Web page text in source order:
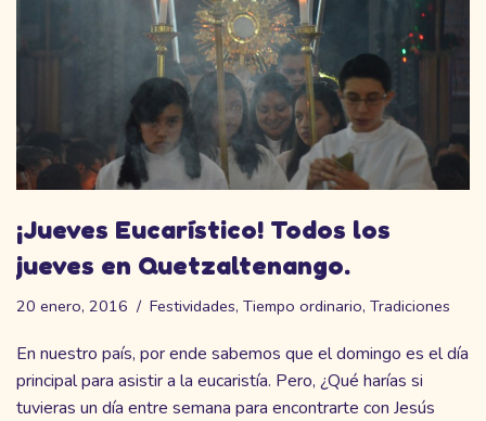
¡Jueves Eucarístico! Todos los
jueves en Quetzaltenango.
20 enero, 2016 Festividades, Tiempo ordinario, Tradiciones
En nuestro país, por ende sabemos que el domingo es el día
principal para asistir a la eucaristía. Pero, ¿Qué harías si
tuvieras un día entre semana para encontrarte con Jesús